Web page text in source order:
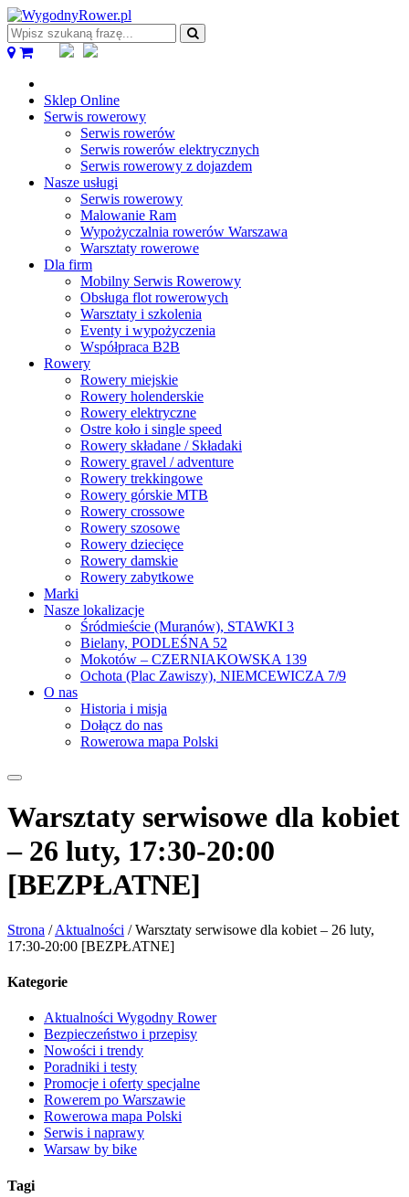
Wpisz
szukaną
frazę...
Sklep Online
Serwis rowerowy
Serwis rowerów
Serwis rowerów elektrycznych
Serwis rowerowy z dojazdem
Nasze usługi
Serwis rowerowy
Malowanie Ram
Wypożyczalnia rowerów Warszawa
Warsztaty rowerowe
Dla firm
Mobilny Serwis Rowerowy
Obsługa flot rowerowych
Warsztaty i szkolenia
Eventy i wypożyczenia
Współpraca B2B
Rowery
Rowery miejskie
Rowery holenderskie
Rowery elektryczne
Ostre koło i single speed
Rowery składane / Składaki
Rowery gravel / adventure
Rowery trekkingowe
Rowery górskie MTB
Rowery crossowe
Rowery szosowe
Rowery dziecięce
Rowery damskie
Rowery zabytkowe
Marki
Nasze lokalizacje
Śródmieście (Muranów), STAWKI 3
Bielany, PODLEŚNA 52
Mokotów – CZERNIAKOWSKA 139
Ochota (Plac Zawiszy), NIEMCEWICZA 7/9
O nas
Historia i misja
Dołącz do nas
Rowerowa mapa Polski
Warsztaty serwisowe dla kobiet
– 26 luty, 17:30-20:00
[BEZPŁATNE]
Strona /Aktualności /Warsztaty serwisowe dla kobiet – 26 luty,
17:30-20:00 [BEZPŁATNE]
Kategorie
Aktualności Wygodny Rower
Bezpieczeństwo i przepisy
Nowości i trendy
Poradniki i testy
Promocje i oferty specjalne
Rowerem po Warszawie
Rowerowa mapa Polski
Serwis i naprawy
Warsaw by bike
Tagi